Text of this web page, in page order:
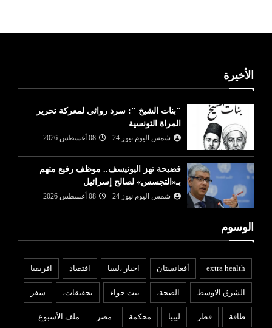
الأخيرة
"بنات الشيخ ": سرد روائي لمعركة تحرير
المراة التونسية
شمس اليوم نيوز 24 08 أغسطس 2026
فضيحة تهز اليونيسف.. موظف رفيع متهم
بـ«التجسس» لصالح إسرائيل
شمس اليوم نيوز 24 08 أغسطس 2026
الوسوم
extra health أفغانستان اخبار ،ليبيا افتصاد افريقيا
الشرق الاوسط الصحة، بيت حواء تحقيقات، سفر
طاقة قطر ليبيا محكمة مصر ملف الأسبوع